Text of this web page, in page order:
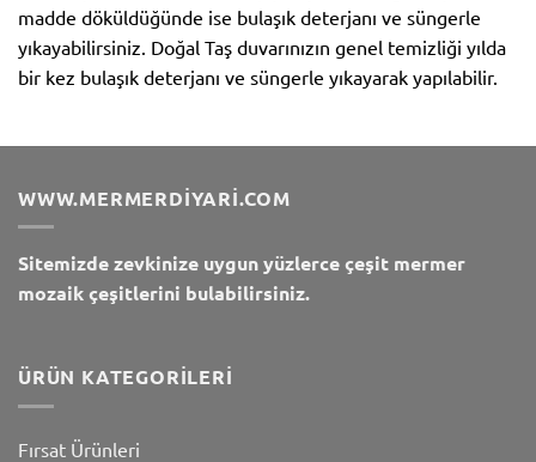
madde döküldüğünde ise bulaşık deterjanı ve süngerle
yıkayabilirsiniz. Doğal Taş duvarınızın genel temizliği yılda
bir kez bulaşık deterjanı ve süngerle yıkayarak yapılabilir.
WWW.MERMERDIYARI.COM
Sitemizde zevkinize uygun yüzlerce çeşit mermer
mozaik çeşitlerini bulabilirsiniz.
ÜRÜN KATEGORILERI
Fırsat Ürünleri